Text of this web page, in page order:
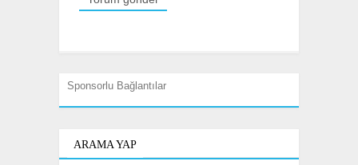
Sponsorlu Bağlantılar
ARAMA YAP